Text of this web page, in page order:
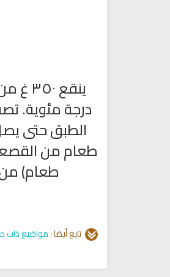
درجة مئوية.
طعام) من
تابع أيضا :مواضيع ذات